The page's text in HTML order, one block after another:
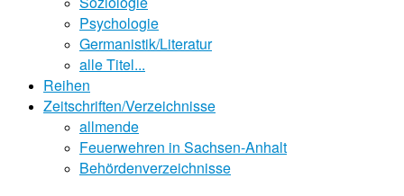
Psychologie
Germanistik/Literatur
alle Titel...
Reihen
Zeitschriften/Verzeichnisse
allmende
Feuerwehren in Sachsen-Anhalt
Behördenverzeichnisse